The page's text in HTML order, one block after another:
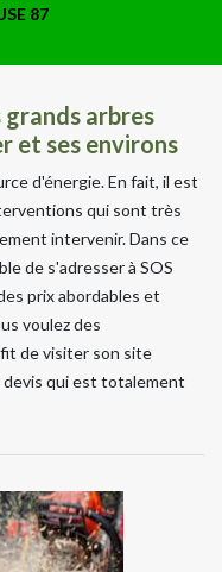
87
arbres
et ses environs
d'énergie. En fait, il est
qui sont très
intervenir. Dans ce
de s'adresser à SOS
prix abordables et
voulez des
de visiter son site
qui est totalement